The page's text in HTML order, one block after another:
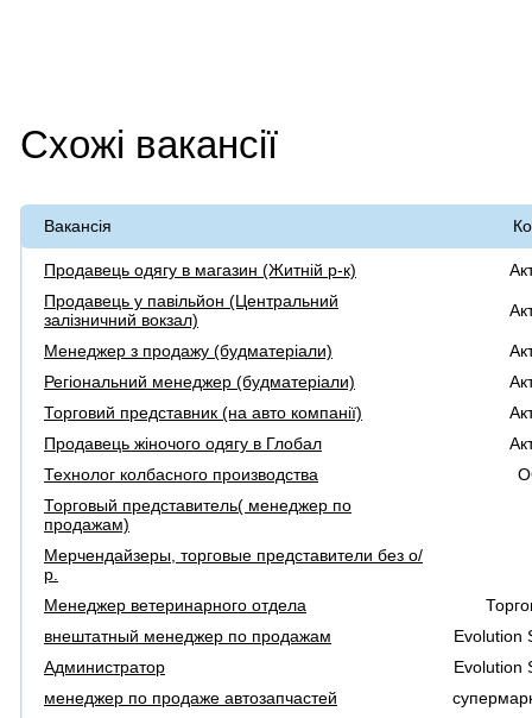
Схожі вакансії
Вакансія
Продавець одягу в магазин (Житній р-к)
Продавець у павільйон (Центральний
залізничний вокзал)
Менеджер з продажу (будматеріали)
Регіональний менеджер (будматеріали)
Торговий представник (на авто компанії)
Продавець жіночого одягу в Глобал
Технолог колбасного производства
Торговый представитель( менеджер по
продажам)
Мерчендайзеры, торговые представители без о/
р.
Менеджер ветеринарного отдела
внештатный менеджер по продажам
Evolution
Администратор
Evolution
менеджер по продаже автозапчастей